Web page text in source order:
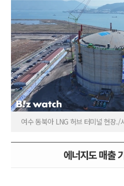
여수 동북아 LNG 허브 터미널 현장./
에너지도 매출